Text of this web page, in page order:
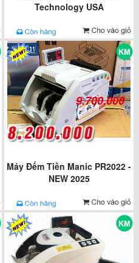
Technology USA
9.700.000
Máy Đếm Tiền Manic PR2022 -
NEW 2025